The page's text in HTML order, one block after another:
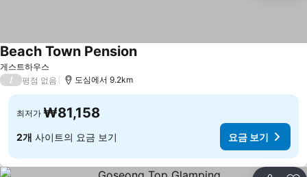
게스트하우스
Beach Town Pension
/ 평점 없음 도심에서 9.2km
최저가 ₩81,158
2개 사이트의 요금 보기 요금 보기